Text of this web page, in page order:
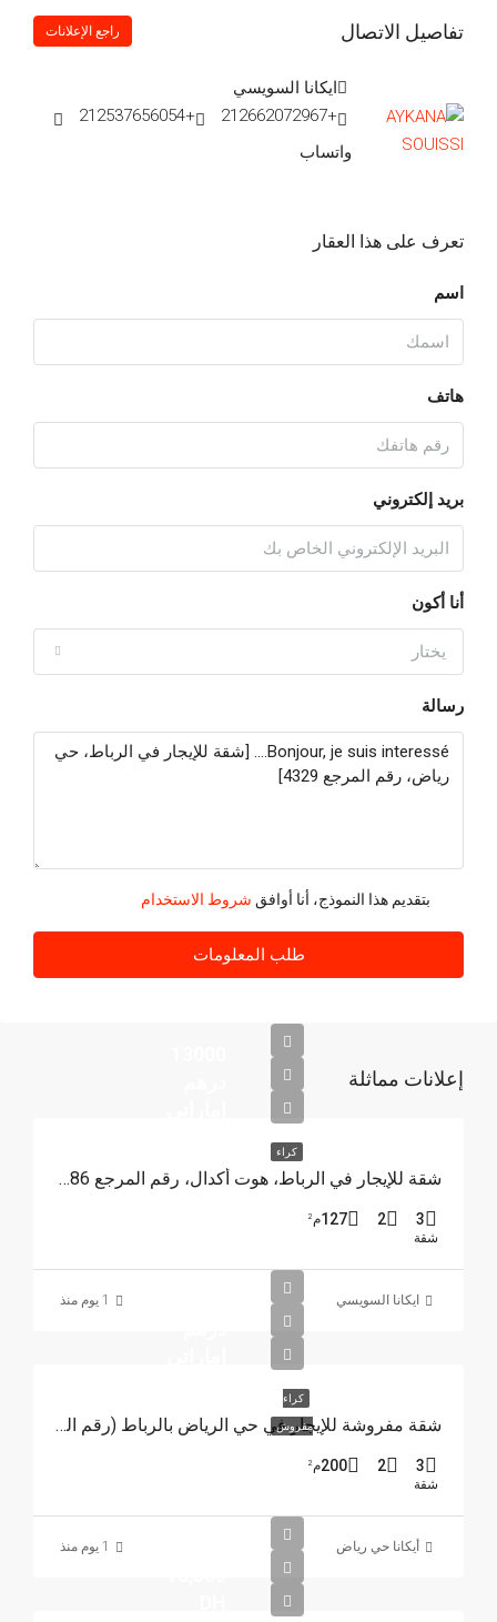
تفاصيل الاتصال راجع الإعلانات
ايكانا السويسي
+212537656054
+212662072967
واتساب
تعرف على هذا العقار
اسم
هاتف
بريد إلكتروني
أنا أكون
يختار
رسالة
بتقديم هذا النموذج، أنا أوافق شروط الاستخدام
طلب المعلومات
إعلانات مماثلة
كراء
شقة للإيجار في الرباط، هوت أكدال، رقم المرجع 4386
3
2
127م²
شقة
ايكانا السويسي 1 يوم منذ
كراء
مفروش شقة مفروشة للإيجار في حي الرياض بالرباط (رقم المرجع 4385)
3
2
200م²
شقة
أيكانا حي رياض 1 يوم منذ